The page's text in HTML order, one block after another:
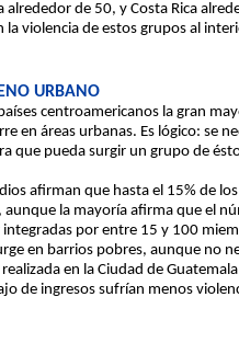
alrededor de 50, y Costa Rica
la violencia de estos grupos al
URBANO
centroamericanos la gran
en áreas urbanas. Es lógico: se
que pueda surgir un grupo de
afirman que hasta el 15% de
aunque la mayoría afirma que el
integradas por entre 15 y 100
en barrios pobres, aunque no
en la Ciudad de
de ingresos sufrían menos